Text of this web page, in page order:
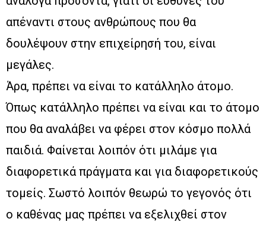
απέναντι στους ανθρώπους που θα
δουλέψουν στην επιχείρησή του, είναι
μεγάλες.
Άρα, πρέπει να είναι το κατάλληλο άτομο.
Όπως κατάλληλο πρέπει να είναι και το άτομο
που θα αναλάβει να φέρει στον κόσμο πολλά
παιδιά. Φαίνεται λοιπόν ότι μιλάμε για
διαφορετικά πράγματα και για διαφορετικούς
τομείς. Σωστό λοιπόν θεωρώ το γεγονός ότι
ο καθένας μας πρέπει να εξελιχθεί στον